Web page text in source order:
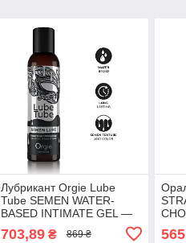
Лубрикант Orgie Lube
Tube SEMEN WATER-
BASED INTIMATE GEL —
703,89₴ 869 ₴